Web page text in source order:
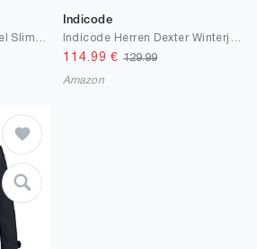
Indicode
114.99 € 129.99
Amazon